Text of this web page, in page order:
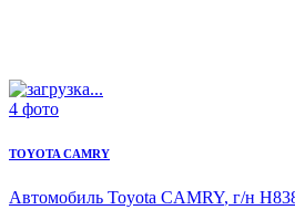
4 фото
TOYOTA CAMRY
Автомобиль Toyota CAMRY, г/н